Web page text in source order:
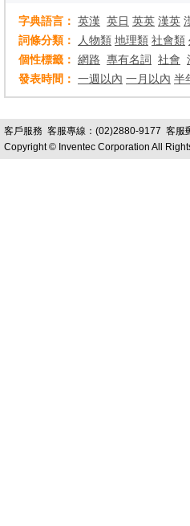
字典語言： 英漢 英日 英英 漢英
詞條分類：
人物類 地理類 社會類
個性標籤： 網路 專有名詞 社會
發表時間： 一週以內 一月以內 半
客戶服務 客服專線：(02)2880-9177 客服
Copyright © Inventec Corporation All